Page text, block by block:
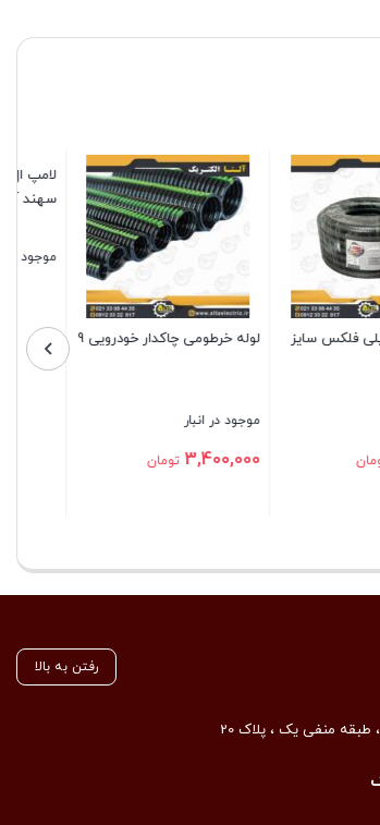
دو پیچ لوله فلکسی سایز
در انبار
تومان
شماره سیم حلقوی EC-3
موجود در انبار
2,500,000 تومان
رفتن به بالا
طبقه منفی یک ، پلاک 20